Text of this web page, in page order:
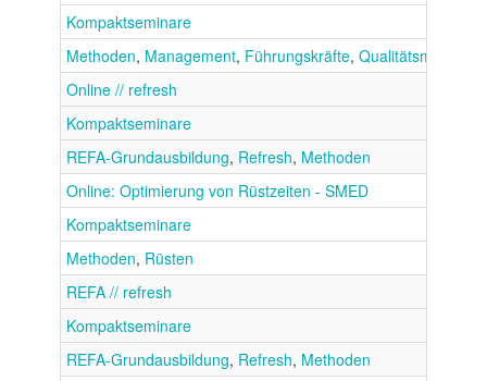
Kompaktseminare
Methoden, Management, Führungskräfte,
Online // refresh
Kompaktseminare
REFA-Grundausbildung, Refresh, Methoden
Online: Optimierung von Rüstzeiten - SMED
Kompaktseminare
Methoden, Rüsten
REFA // refresh
Kompaktseminare
REFA-Grundausbildung, Refresh, Methoden